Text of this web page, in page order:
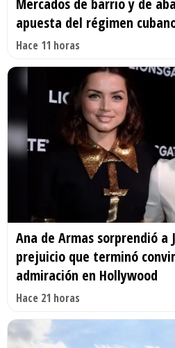
Mercados de barrio y de
apuesta del régimen
Hace 11 horas
Ana de Armas sorprendió a
prejuicio que terminó
admiración en Hollywood
Hace 21 horas